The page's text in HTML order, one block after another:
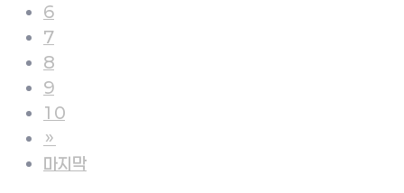
6
7
8
9
10
»
마지막